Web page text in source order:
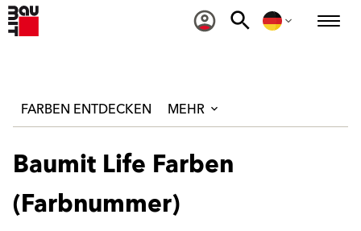
FARBEN ENTDECKEN MEHR
Baumit Life Farben
(Farbnummer)